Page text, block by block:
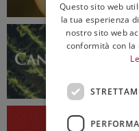
Questo sito web
la tua esperienza
nostro sito web
conformità con la